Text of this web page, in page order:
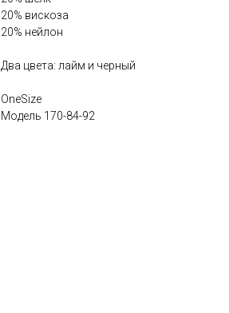
20% вискоза
20% нейлон
Два цвета: лайм и черный
OneSize
Модель 170-84-92